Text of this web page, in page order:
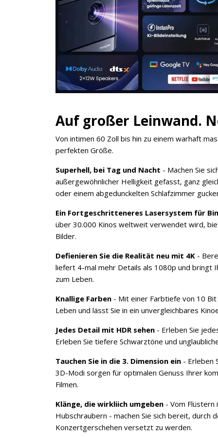
Auf großer Leinwand.
Von intimen 60 Zoll bis hin zu einem warhaft
perfekten Größe.
Superhell, bei Tag und Nacht - Machen Sie
außergewöhnlicher Helligkeit gefasst, ganz
oder einem abgedunckelten Schlafzimmer
Ein Fortgeschritteneres Lasersystem für
über 30.000 Kinos weltweit verwendet wird,
Bilder.
Defienieren Sie die Realität neu mit 4K -
liefert 4-mal mehr Details als 1080p und bringt
zum Leben.
Knallige Farben - Mit einer Farbtiefe von 10
Leben und lässt Sie in ein unvergleichbares
Jedes Detail mit HDR sehen - Erleben Sie
Erleben Sie tiefere Schwarztöne und
Tauchen Sie in die 3. Dimension ein - Erleben
3D-Modi sorgen für optimalen Genuss Ihrer
Filmen.
Klänge, die wirkliich umgeben - Vom Flüstern
Hubschraubern - machen Sie sich bereit, durch
Konzertgerschehen versetzt zu werden.